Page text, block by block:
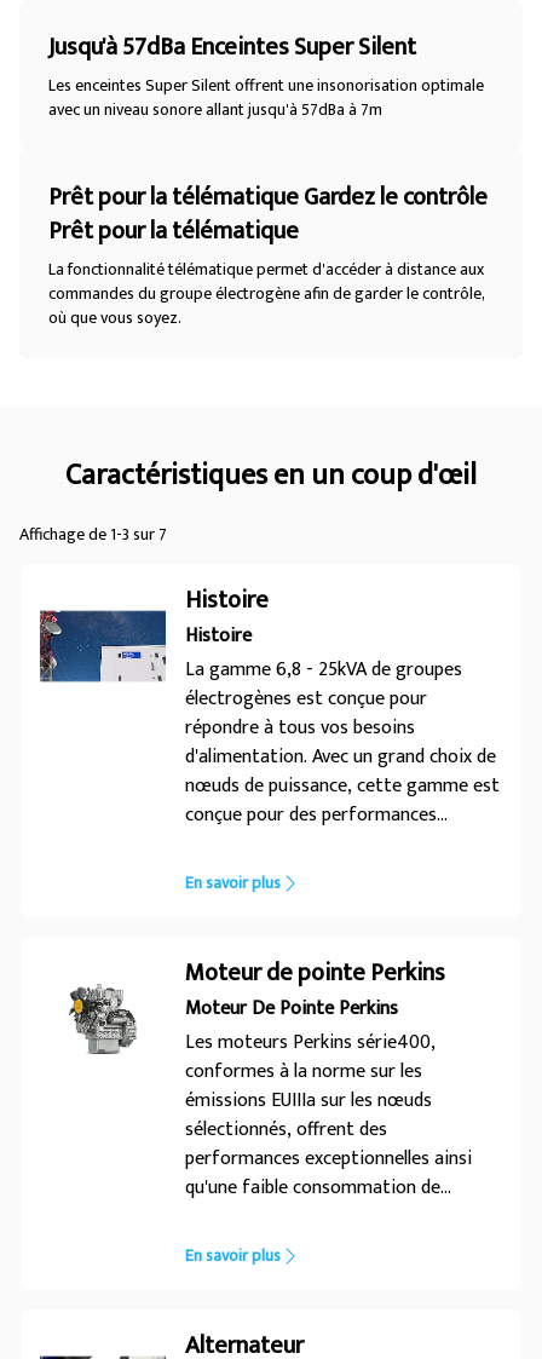
Jusqu'à 57dBa Enceintes Super Silent
Les enceintes Super Silent offrent une insonorisation optimale
avec un niveau sonore allant jusqu'à 57dBa à 7m
Prêt pour la télématique Gardez le contrôle
Prêt pour la télématique
La fonctionnalité télématique permet d'accéder à distance aux
commandes du groupe électrogène afin de garder le contrôle,
où que vous soyez.
Caractéristiques en un coup d'œil
Affichage de 1-3 sur 7
Histoire
Histoire
La gamme 6,8 - 25kVA de groupes
électrogènes est conçue pour
répondre à tous vos besoins
d'alimentation. Avec un grand choix de
nœuds de puissance, cette gamme est
conçue pour des performances
notamment la construction, les zones
résidentielles, la vente au détail et les
contemporain de l'option d'enceinte en
polymère redéfinit la longévité sur le
marché et enrichit également cette
gamme avec l'enceinte en métal plus
traditionnelle. Pour un
fonctionnement sans interruption,
faites confiance à FG Wilson.
En savoir plus
Moteur de pointe Perkins
Moteur De Pointe Perkins
Les moteurs Perkins série400,
conformes à la norme sur les
émissions EUIIIa sur les nœuds
sélectionnés, offrent des
performances exceptionnelles ainsi
qu'une faible consommation de
conçus et éprouvés sur le terrain pour
une large gamme d'applications. Ils
faibles coûts d'exploitation et un
En savoir plus
Alternateur